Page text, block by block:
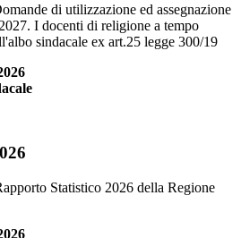
di utilizzazione ed assegnazione
I docenti di religione a tempo
sindacale ex art.25 legge 300/19
Statistico 2026 della Regione